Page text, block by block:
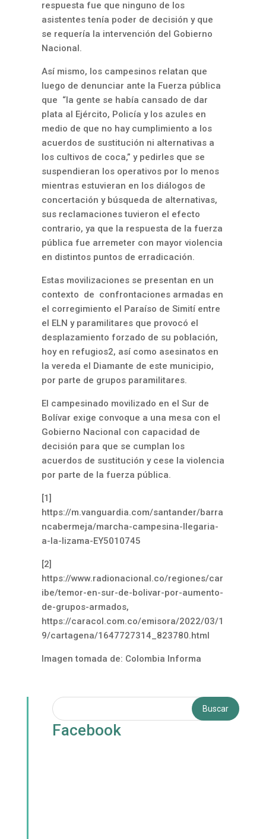
respuesta fue que ninguno de los
asistentes tenía poder de decisión y que
se requería la intervención del Gobierno
Nacional.
Así mismo, los campesinos relatan que
luego de denunciar ante la Fuerza pública
que “la gente se había cansado de dar
plata al Ejército, Policía y los azules en
medio de que no hay cumplimiento a los
acuerdos de sustitución ni alternativas a
los cultivos de coca,” y pedirles que se
suspendieran los operativos por lo menos
mientras estuvieran en los diálogos de
concertación y búsqueda de alternativas,
sus reclamaciones tuvieron el efecto
contrario, ya que la respuesta de la fuerza
pública fue arremeter con mayor violencia
en distintos puntos de erradicación.
Estas movilizaciones se presentan en un
contexto de confrontaciones armadas en
el corregimiento el Paraíso de Simití entre
el ELN y paramilitares que provocó el
desplazamiento forzado de su población,
hoy en refugios2, así como asesinatos en
la vereda el Diamante de este municipio,
por parte de grupos paramilitares.
El campesinado movilizado en el Sur de
Bolívar exige convoque a una mesa con el
Gobierno Nacional con capacidad de
decisión para que se cumplan los
acuerdos de sustitución y cese la violencia
por parte de la fuerza pública.
[1]
https://m.vanguardia.com/santander/barra
ncabermeja/marcha-campesina-llegaria-
a-la-lizama-EY5010745
[2]
https://www.radionacional.co/regiones/car
ibe/temor-en-sur-de-bolivar-por-aumento-
de-grupos-armados,
https://caracol.com.co/emisora/2022/03/1
9/cartagena/1647727314_823780.html
Imagen tomada de: Colombia Informa
Facebook